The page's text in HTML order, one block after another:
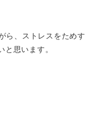
ら、ストレスをためす
と思います。